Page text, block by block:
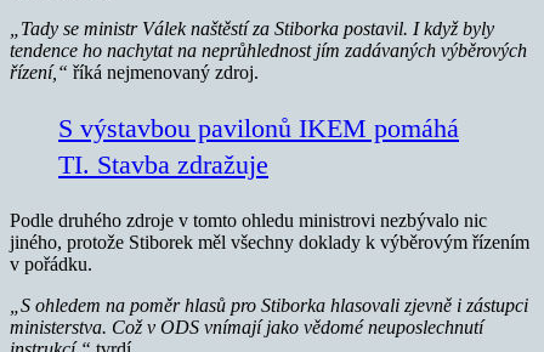
„Tady se ministr Válek naštěstí za Stiborka postavil. I když byly
tendence ho nachytat na neprůhlednost jím zadávaných výběrových
řízení,“ říká nejmenovaný zdroj.
S výstavbou pavilonů IKEM pomáhá
TI. Stavba zdražuje
Podle druhého zdroje v tomto ohledu ministrovi nezbývalo nic
jiného, protože Stiborek měl všechny doklady k výběrovým řízením
v pořádku.
„S ohledem na poměr hlasů pro Stiborka hlasovali zjevně i zástupci
ministerstva. Což v ODS vnímají jako vědomé neuposlechnutí